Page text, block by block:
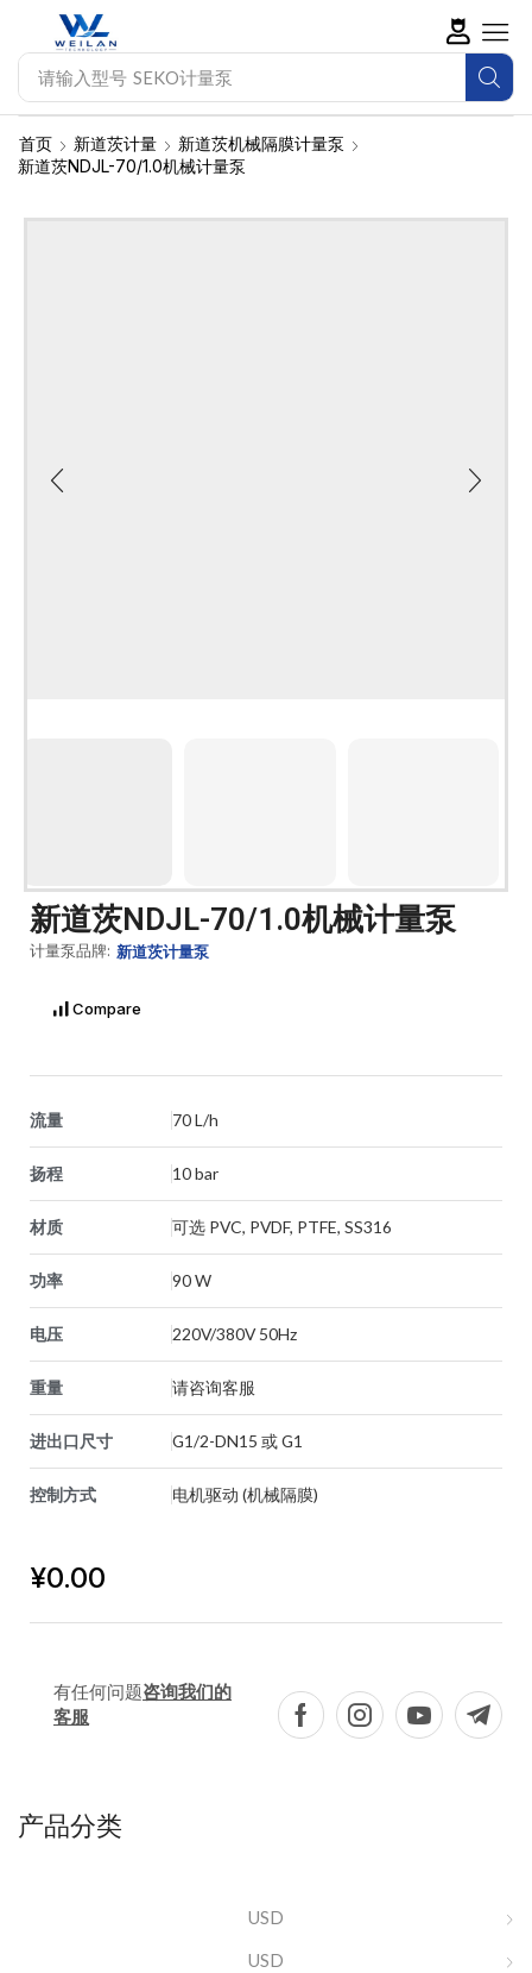
请输入型号 新道茨计量泵
首页 新道茨计量
新道茨机械隔膜计量泵
新道茨NDJL-70/1.0机械计量泵
新道茨NDJL-70/1.0机械计量泵
计量泵品牌: 新道茨计量泵
Compare
流量 70 L/h
扬程 10 bar
材质 可选 PVC, PVDF, PTFE, SS316
功率 90 W
电压 220V/380V 50Hz
重量 请咨询客服
进出口尺寸 G1/2-DN15 或 G1
控制方式 电机驱动 (机械隔膜)
¥0.00
有任何问题咨询我们的
客服
产品分类
USD
USD